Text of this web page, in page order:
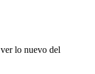
lo nuevo del